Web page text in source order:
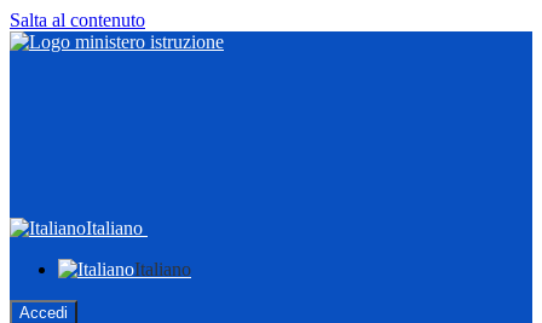
Salta al contenuto
Italiano
Italiano
Accedi